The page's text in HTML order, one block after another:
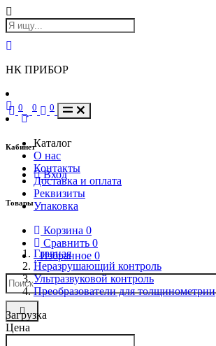
НК ПРИБОР
Кабинет
Вход
Товары
Корзина 0
Сравнить 0
Избранное 0
Написать в Телеграм
0 0 0
Каталог
О нас
Контакты
Доставка и оплата
Реквизиты
Упаковка
Главная
Неразрушающий контроль
Ультразвуковой контроль
Преобразователи для толщинометрии
Загрузка
Цена